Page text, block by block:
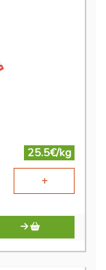
25.5€/kg
+